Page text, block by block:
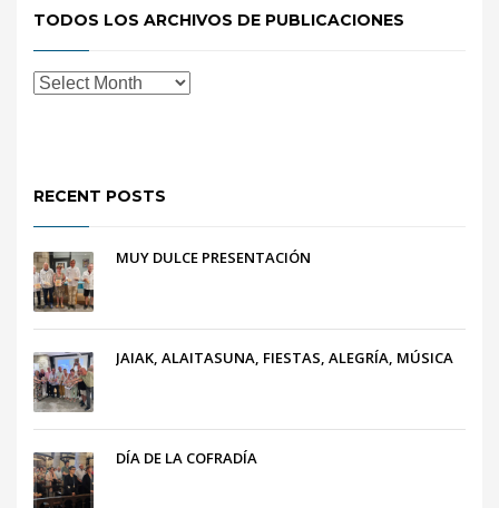
TODOS LOS ARCHIVOS DE PUBLICACIONES
RECENT POSTS
MUY DULCE PRESENTACIÓN
JAIAK, ALAITASUNA, FIESTAS, ALEGRÍA, MÚSICA
DÍA DE LA COFRADÍA